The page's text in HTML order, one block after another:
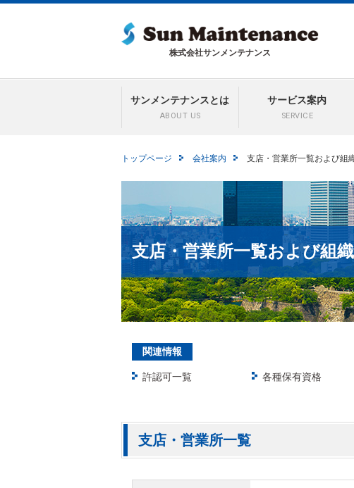
株式会社サンメンテナンス
サンメンテナンスとは
ABOUT US
サービス案内
SERVICE
トップページ 会社案内 支店・営業所一覧および組
支店・営業所一覧および組
関連情報
許認可一覧 各種保有資格
支店・営業所一覧